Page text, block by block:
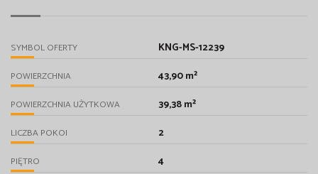
SYMBOL OFERTY KNG-MS-12239
POWIERZCHNIA 43,90 m²
POWIERZCHNIA UŻYTKOWA 39,38 m²
LICZBA POKOI 2
PIĘTRO 4